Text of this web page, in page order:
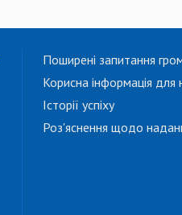
Поширені запитання
Корисна інформація для
Історії успіху
Роз'яснення щодо